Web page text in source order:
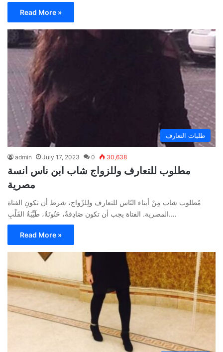
Read More »
طلبات التعارف
admin July 17, 2023 0 30,638
مطلوب للتعارف وللزواج شاب ابن ناس انسة
مُطلوب شاب مِنْ أبناء النّاس للتعارف ولِلزّواج، شرط أن تكونِ الفتاة
المصرية. الفتاة يجب أن تكون صَادِقةٌ، حَنُونَةٌ، طَيِّبَةُ القَلْبِ.…
Read More »